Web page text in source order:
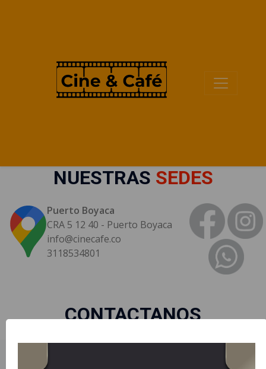
NUESTRAS SEDES
Puerto Boyaca
CRA 5 12 40 - Puerto Boyaca
info@cinecafe.co
3118534801
CONTACTANOS